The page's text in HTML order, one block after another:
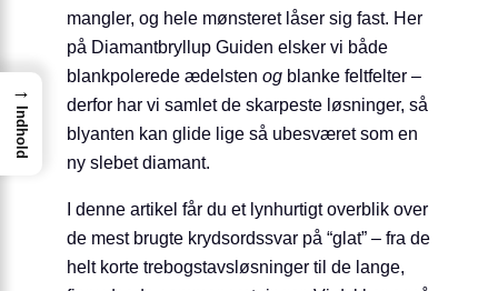
mangler, og hele mønsteret låser sig fast. Her
på Diamantbryllup Guiden elsker vi både
blankpolerede ædelsten og blanke feltfelter –
derfor har vi samlet de skarpeste løsninger, så
blyanten kan glide lige så ubesværet som en
ny slebet diamant.
I denne artikel får du et lynhurtigt overblik over
de mest brugte krydsordssvar på “glat” – fra de
helt korte trebogstavsløsninger til de lange,
→
Indhold